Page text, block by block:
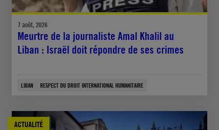
7 août, 2026
Meurtre de la journaliste Amal Khalil au
Liban : Israël doit répondre de ses crimes
LIBAN RESPECT DU DROIT INTERNATIONAL HUMANITAIRE
ACTUALITÉ